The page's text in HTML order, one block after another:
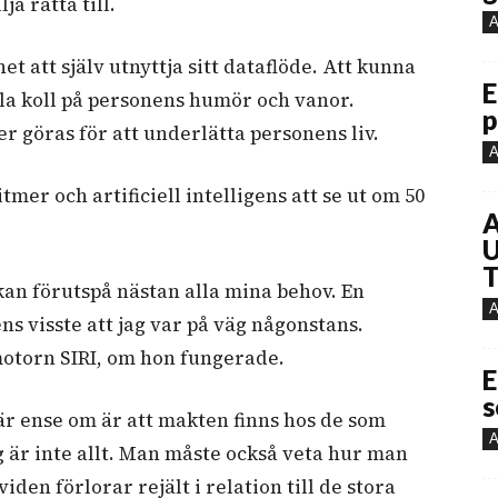
att själv utnyttja sitt dataflöde. Att kunna
koll på personens humör och vanor.
göras för att underlätta personens liv.
och artificiell intelligens att se ut om 50
förutspå nästan alla mina behov. En
visste att jag var på väg någonstans.
SIRI, om hon fungerade.
ense om är att makten finns hos de som
inte allt. Man måste också veta hur man
förlorar rejält i relation till de stora